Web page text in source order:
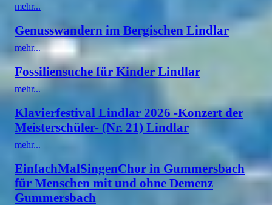
mehr...
Genusswandern im Bergischen Lindlar
mehr...
Fossiliensuche für Kinder Lindlar
mehr...
Klavierfestival Lindlar 2026 -Konzert der
Meisterschüler- (Nr. 21) Lindlar
mehr...
EinfachMalSingenChor in Gummersbach
für Menschen mit und ohne Demenz
Gummersbach